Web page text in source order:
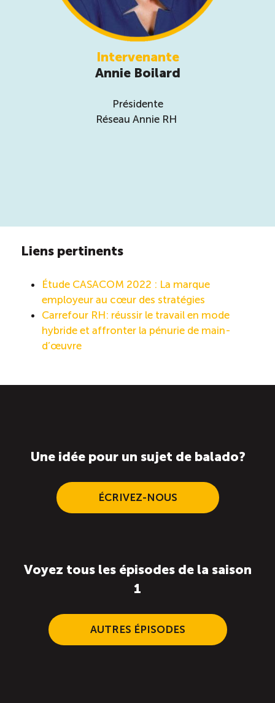
Intervenante
Annie Boilard
Présidente
Réseau Annie RH
Liens pertinents
Étude CASACOM 2022 : La marque
employeur au cœur des stratégies
Carrefour RH: réussir le travail en mode
hybride et affronter la pénurie de main-
d’œuvre
Une idée pour un sujet de balado?
ÉCRIVEZ-NOUS
Voyez tous les épisodes de la saison
1
AUTRES ÉPISODES